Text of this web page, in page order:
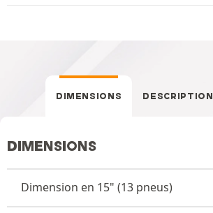
DIMENSIONS DESCRIPTION
DIMENSIONS
Dimension en 15" (13 pneus)